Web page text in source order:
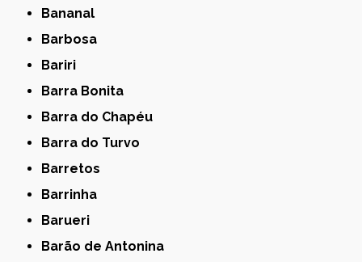
Bananal
Barbosa
Bariri
Barra Bonita
Barra do Chapéu
Barra do Turvo
Barretos
Barrinha
Barueri
Barão de Antonina